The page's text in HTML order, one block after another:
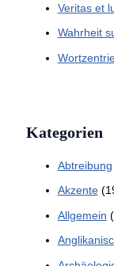
Veritas et
Wahrheit
Kategorien
Abtreibung
Akzente
Allgemein